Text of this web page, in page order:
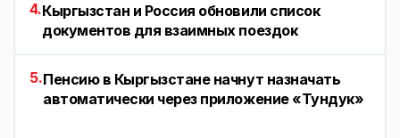
4.Кыргызстан и Россия обновили список
документов для взаимных поездок
5.Пенсию в Кыргызстане начнут назначать
автоматически через приложение «Тундук»